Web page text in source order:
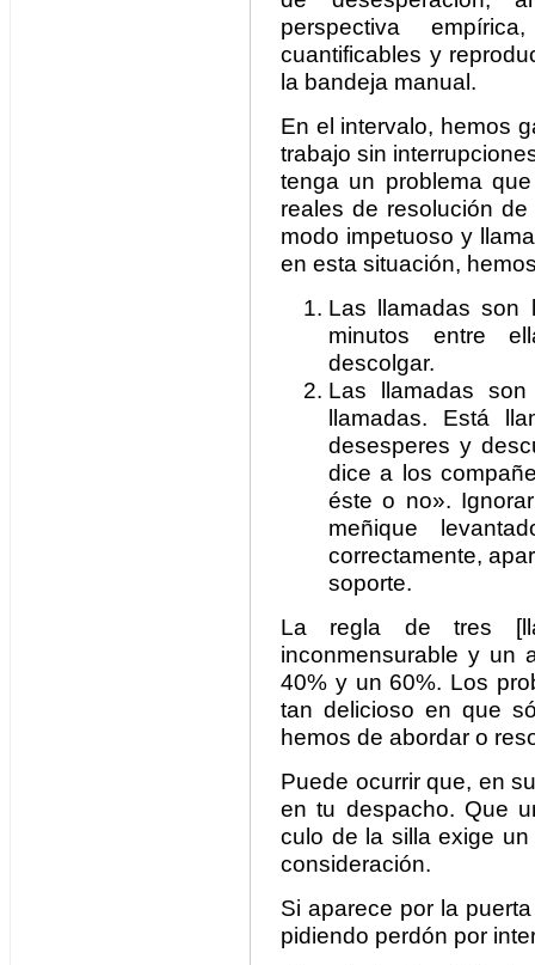
perspectiva
cuantificables y
la bandeja manual.
En el intervalo, hemos
trabajo sin
tenga un problema
reales de resolución
modo impetuoso y
en esta situación,
Las llamadas son
minutos entre
descolgar.
Las llamadas
llamadas. Está
desesperes y
dice a los
éste o no».
meñique
correctamente,
soporte.
La regla de tres
inconmensurable y un
40% y un 60%. Los
tan delicioso en que
hemos de abordar o
Puede ocurrir que, en
en tu despacho. Que
culo de la silla exige
consideración.
Si aparece por la
pidiendo perdón por